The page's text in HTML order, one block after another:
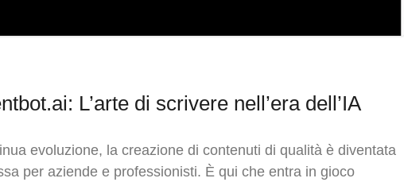
L’arte di scrivere nell’era dell’IA
evoluzione, la creazione di contenuti di qualità è diventata
per aziende e professionisti. È qui che entra in gioco